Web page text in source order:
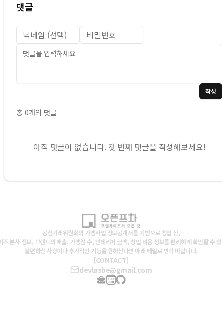
댓글
작성
총 0개의 댓글
아직 댓글이 없습니다. 첫 번째 댓글을 작성해보세요!
공정거래위원회의 가맹사업 정보공개서를 기반으로 창업 전,
즈 본사 정보, 브랜드의 매출, 가맹점 수, 인테리어 금액, 창업 비용 정보를 편리하게 확인할 수
불편하신 사항이나 추가적인 기능을 원하신다면 아래 메일로 연락 바랍니다.
[CONTACT]
devlasbe@gmail.com